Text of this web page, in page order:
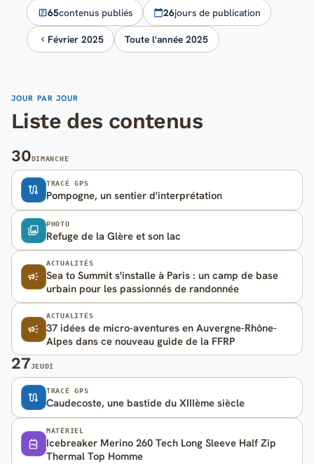
65contenus publiés 26jours de publication
Février 2025 Toute l'année 2025
JOUR PAR JOUR
Liste des contenus
30DIMANCHE
TRACÉ GPS
Pompogne, un sentier d'interprétation
PHOTO
Refuge de la Glère et son lac
ACTUALITÉS
Sea to Summit s'installe à Paris : un camp de base
urbain pour les passionnés de randonnée
ACTUALITÉS
37 idées de micro-aventures en Auvergne-Rhône-
Alpes dans ce nouveau guide de la FFRP
27JEUDI
TRACÉ GPS
Caudecoste, une bastide du XIIIème siècle
MATÉRIEL
Icebreaker Merino 260 Tech Long Sleeve Half Zip
Thermal Top Homme